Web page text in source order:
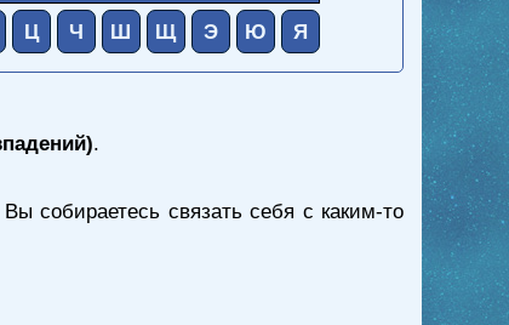
Ц Ч Ш Щ Э Ю Я
.
собираетесь связать себя с каким-то